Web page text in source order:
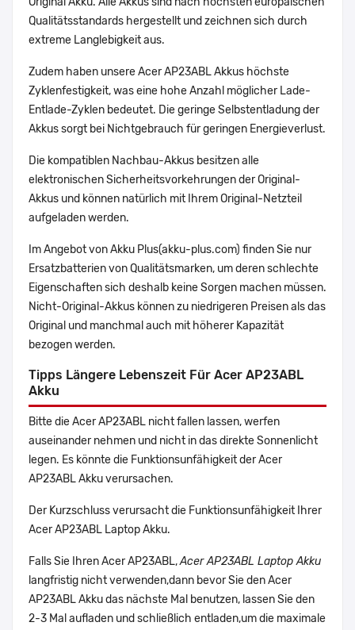
Qualitätsstandards hergestellt und zeichnen sich durch
extreme Langlebigkeit aus.
Zudem haben unsere Acer AP23ABL Akkus höchste
Zyklenfestigkeit, was eine hohe Anzahl möglicher Lade-
Entlade-Zyklen bedeutet. Die geringe Selbstentladung der
Akkus sorgt bei Nichtgebrauch für geringen Energieverlust.
Die kompatiblen Nachbau-Akkus besitzen alle
elektronischen Sicherheitsvorkehrungen der Original-
Akkus und können natürlich mit Ihrem Original-Netzteil
aufgeladen werden.
Im Angebot von Akku Plus(akku-plus.com) finden Sie nur
Ersatzbatterien von Qualitätsmarken, um deren schlechte
Eigenschaften sich deshalb keine Sorgen machen müssen.
Nicht-Original-Akkus können zu niedrigeren Preisen als das
Original und manchmal auch mit höherer Kapazität
bezogen werden.
Tipps Längere Lebenszeit Für Acer AP23ABL
Akku
Bitte die Acer AP23ABL nicht fallen lassen, werfen
auseinander nehmen und nicht in das direkte Sonnenlicht
legen. Es könnte die Funktionsunfähigkeit der Acer
AP23ABL Akku verursachen.
Der Kurzschluss verursacht die Funktionsunfähigkeit Ihrer
Acer AP23ABL Laptop Akku.
Falls Sie Ihren Acer AP23ABL,Acer AP23ABL Laptop Akku
langfristig nicht verwenden,dann bevor Sie den Acer
AP23ABL Akku das nächste Mal benutzen, lassen Sie den
2-3 Mal aufladen und schließlich entladen,um die maximale